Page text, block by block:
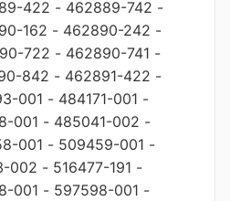
422 - 462889-742 -
162 - 462890-242 -
722 - 462890-741 -
842 - 462891-422 -
001 - 484171-001 -
001 - 485041-002 -
001 - 509459-001 -
002 - 516477-191 -
001 - 597598-001 -